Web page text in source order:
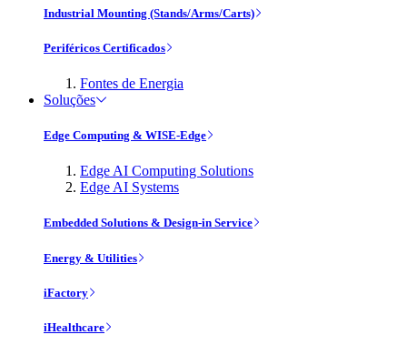
Industrial Mounting (Stands/Arms/Carts)
Periféricos Certificados
Fontes de Energia
Soluções
Edge Computing & WISE-Edge
Edge AI Computing Solutions
Edge AI Systems
Embedded Solutions & Design-in Service
Energy & Utilities
iFactory
iHealthcare